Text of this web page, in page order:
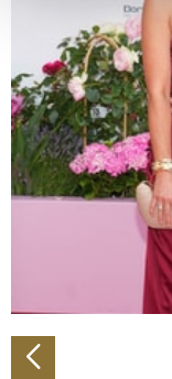
Erfahren Sie
verarbeitet
Abschnitt
Wir verwenden
personalisieren,
zu können und
analysieren.
Verwendung
soziale Medien,
Partner führen
weiteren Daten
gesammelt haben.